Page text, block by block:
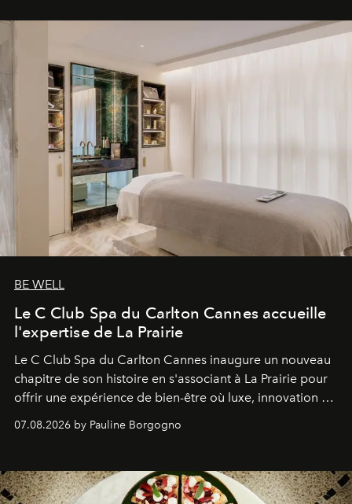
BE WELL
Le C Club Spa du Carlton Cannes accueille
l'expertise de La Prairie
Le C Club Spa du Carlton Cannes inaugure un nouveau
chapitre de son histoire en s'associant à La Prairie pour
offrir une expérience de bien-être où luxe, innovation et
expertise se rencontrent.
07.08.2026 by Pauline Borgogno